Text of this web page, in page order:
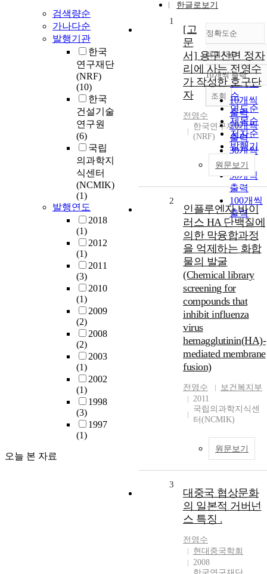
검색량순
가나다순
발행기관
한국
연구재단
(NRF)
(10)
한국
건설기술
연구원
(6)
국립
의과학지
식센터
(NCMIK)
(1)
발행연도
2018
(1)
2012
(1)
2011
(3)
2010
(1)
2009
(2)
2008
(2)
2003
(1)
2002
(1)
1998
(3)
1997
(1)
오늘 본 자료
한글로보기
정확도순
정확도
순
인기도
순
연도순
제목순
저자순
발행기
관순
내림차순
내림차순
10개씩 출력
10개씩
출력
20개씩
출력
30개씩
출력
50개씩
출력
100개씩
출력
조회
1
[고
문
서] 용구산면 정자
리에 사는 전영수
가 작성한 호구단
자
전영수
한국연구재단
(NRF)
원문보기
2
인플루엔자 바이
러스 HA 단백질에
의한 막융합과정
을 억제하는 화합
물의 발굴
(Chemical library
screening for
compounds that
inhibit influenza
virus
hemagglutinin(HA)-
mediated membrane
fusion)
전영수
보건복지부
2011
국립의과학지식센
터(NCMIK)
원문보기
3
대중국 협상문화
의 일본적 거버넌
스 특징 .
전영수
현대중국학회
2008